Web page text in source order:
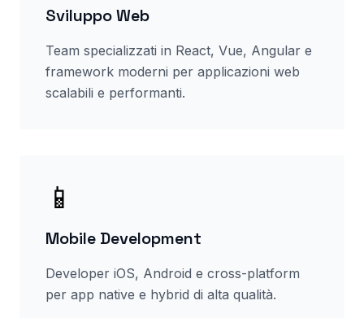
Sviluppo Web
Team specializzati in React, Vue, Angular e
framework moderni per applicazioni web
scalabili e performanti.
📱
Mobile Development
Developer iOS, Android e cross-platform
per app native e hybrid di alta qualità.